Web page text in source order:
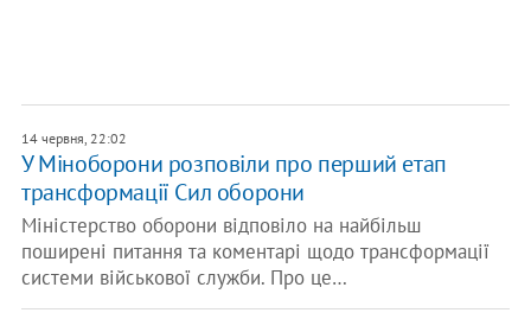
14 червня, 22:02
У Міноборони розповіли про перший етап
трансформації Сил оборони
Міністерство оборони відповіло на найбільш
поширені питання та коментарі щодо трансформації
системи військової служби. Про це…